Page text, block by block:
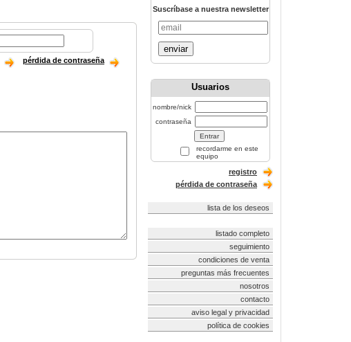
pérdida de contraseña
Suscríbase a nuestra newsletter
enviar
Usuarios
nombre/nick
contraseña
recordarme en este
equipo
registro
pérdida de contraseña
lista de los deseos
listado completo
seguimiento
condiciones de venta
preguntas más frecuentes
nosotros
contacto
aviso legal y privacidad
política de cookies